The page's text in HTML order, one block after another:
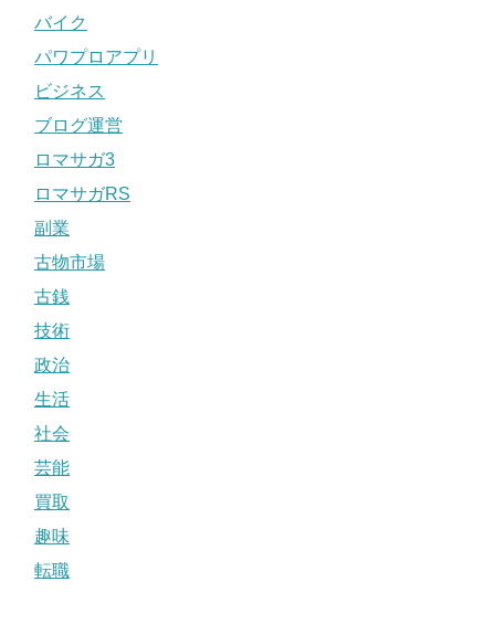
バイク
パワプロアプリ
ビジネス
ブログ運営
ロマサガ3
ロマサガRS
副業
古物市場
古銭
技術
政治
生活
社会
芸能
買取
趣味
転職